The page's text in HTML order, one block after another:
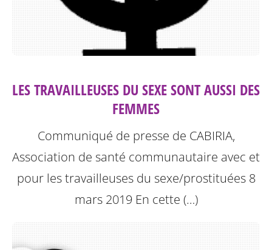
LES TRAVAILLEUSES DU SEXE SONT AUSSI DES
FEMMES
Communiqué de presse de CABIRIA,
Association de santé communautaire avec et
pour les travailleuses du sexe/prostituées 8
mars 2019 En cette (…)